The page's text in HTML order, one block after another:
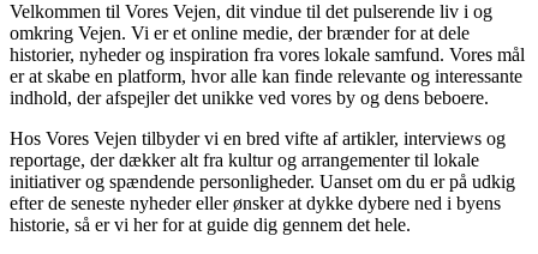
Velkommen til Vores Vejen, dit vindue til det pulserende liv i og
omkring Vejen. Vi er et online medie, der brænder for at dele
historier, nyheder og inspiration fra vores lokale samfund. Vores mål
er at skabe en platform, hvor alle kan finde relevante og interessante
indhold, der afspejler det unikke ved vores by og dens beboere.
Hos Vores Vejen tilbyder vi en bred vifte af artikler, interviews og
reportage, der dækker alt fra kultur og arrangementer til lokale
initiativer og spændende personligheder. Uanset om du er på udkig
efter de seneste nyheder eller ønsker at dykke dybere ned i byens
historie, så er vi her for at guide dig gennem det hele.